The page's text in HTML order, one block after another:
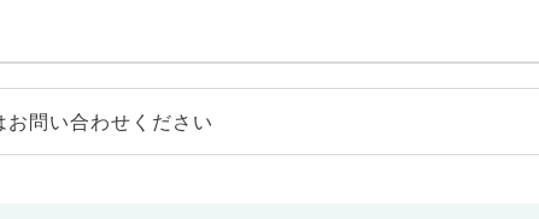
お問い合わせください